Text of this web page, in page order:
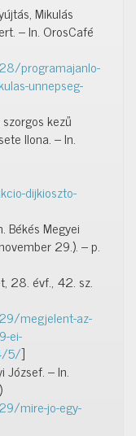
Mikulás
– In. OrosCafé
programajanlo-
unnepseg-
kezű
Ilona. – In.
dijkioszto-
Békés Megyei
29.). – p.
28. évf., 42. sz.
megjelent-az-
ei-
5/]
József. – In.
mire-jo-egy-